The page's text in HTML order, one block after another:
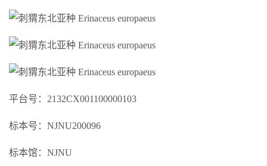
平台号：2132CX001100000103
标本号：NJNU200096
标本馆：NJNU